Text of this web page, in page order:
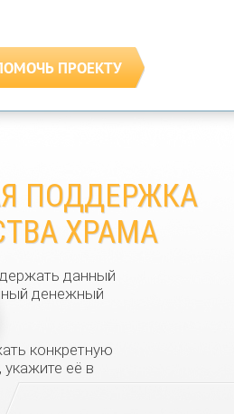
ПОДДЕРЖКА
ХРАМА
данный
денежный
конкретную
укажите её в